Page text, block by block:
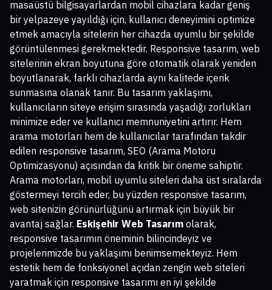
masaüstü bilgisayarlardan mobil cihazlara kadar geniş
bir yelpazeye yayıldığı için, kullanıcı deneyimini optimize
etmek amacıyla sitelerin her cihazda uyumlu bir şekilde
görüntülenmesi gerekmektedir. Responsive tasarım, web
sitelerinin ekran boyutuna göre otomatik olarak yeniden
boyutlanarak, farklı cihazlarda aynı kalitede içerik
sunmasına olanak tanır. Bu tasarım yaklaşımı,
kullanıcıların siteye erişim sırasında yaşadığı zorlukları
minimize eder ve kullanıcı memnuniyetini artırır. Hem
arama motorları hem de kullanıcılar tarafından takdir
edilen responsive tasarım, SEO (Arama Motoru
Optimizasyonu) açısından da kritik bir öneme sahiptir.
Arama motorları, mobil uyumlu siteleri daha üst sıralarda
göstermeyi tercih eder, bu yüzden responsive tasarım,
web sitenizin görünürlüğünü artırmak için büyük bir
avantaj sağlar. Eskişehir Web Tasarım olarak,
responsive tasarımın öneminin bilincindeyiz ve
projelerimizde bu yaklaşımı benimsemekteyiz. Hem
estetik hem de fonksiyonel açıdan zengin web siteleri
yaratmak için responsive tasarımı en iyi şekilde